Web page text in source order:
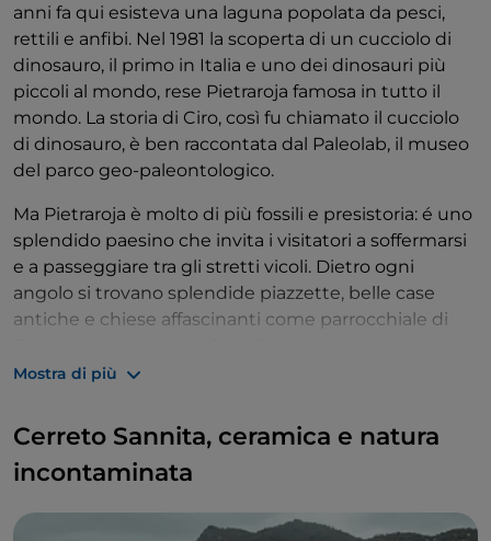
anni fa qui esisteva una laguna popolata da pesci,
rettili e anfibi. Nel 1981 la scoperta di un cucciolo di
dinosauro, il primo in Italia e uno dei dinosauri più
piccoli al mondo, rese Pietraroja famosa in tutto il
mondo. La storia di Ciro, così fu chiamato il cucciolo
di dinosauro, è ben raccontata dal Paleolab, il museo
del parco geo-paleontologico.
Ma Pietraroja è molto di più fossili e presistoria: é uno
splendido paesino che invita i visitatori a soffermarsi
e a passeggiare tra gli stretti vicoli. Dietro ogni
angolo si trovano splendide piazzette, belle case
antiche e chiese affascinanti come parrocchiale di
impressionanti rilievi e il portale romanico con i due
allatta due neonati. Da vedere anche il rilievo di via
Torino, testimonianza di antiche credenze, composto
da un volto sfigurato da un esorcismo e da una
Mostra di più
Cerreto Sannita, ceramica e natura
incontaminata